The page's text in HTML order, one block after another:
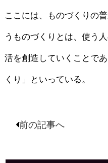
ここには、ものづくりの
うものづくりとは、使う
活を創造していくことで
くり」といっている。
前の記事へ